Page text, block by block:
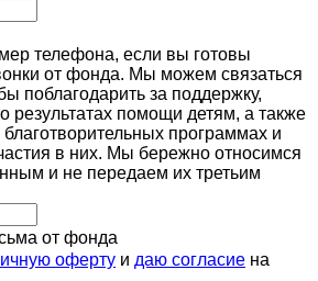
телефона, если вы готовы
от фонда. Мы можем связаться
поблагодарить за поддержку,
о результатах помощи детям, а также
программах и
в них. Мы бережно относимся
и не передаем их третьим
от фонда
оферту и даю согласие на